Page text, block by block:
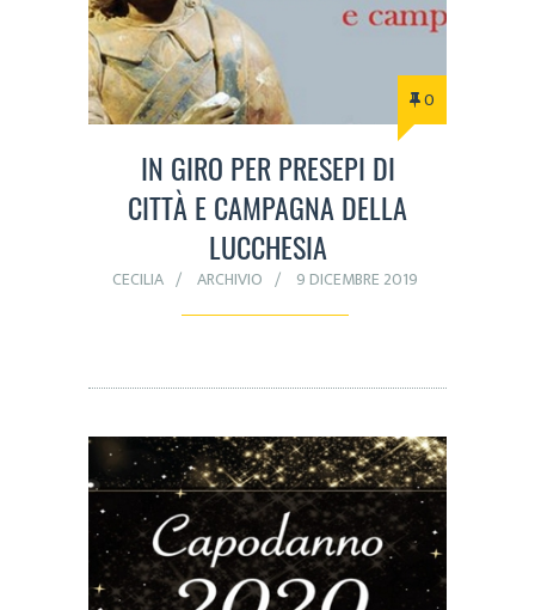
0
IN GIRO PER PRESEPI DI
CITTÀ E CAMPAGNA DELLA
LUCCHESIA
CECILIA ARCHIVIO 9 DICEMBRE 2019